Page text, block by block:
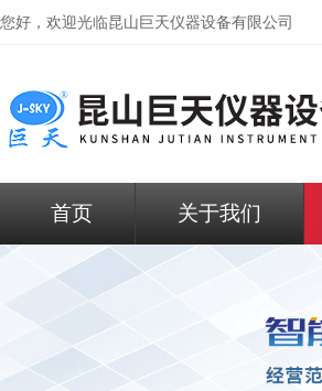
您好，欢迎光临昆山巨天仪器设备有限公司
首页 关于我们